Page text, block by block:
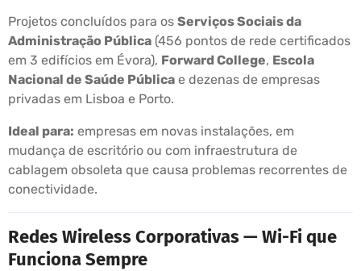
Projetos concluídos para os Serviços Sociais da
Administração Pública (456 pontos de rede certificados
em 3 edifícios em Évora), Forward College, Escola
Nacional de Saúde Pública e dezenas de empresas
privadas em Lisboa e Porto.
Ideal para: empresas em novas instalações, em
mudança de escritório ou com infraestrutura de
cablagem obsoleta que causa problemas recorrentes de
conectividade.
Redes Wireless Corporativas — Wi-Fi que
Funciona Sempre